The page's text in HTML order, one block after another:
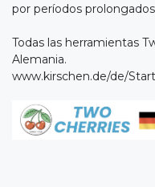
por períodos
Todas las herramientas
Alemania.
www.kirschen.de/de/